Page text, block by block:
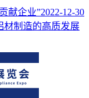
献企业”2022-12-30
材制造的高质发展